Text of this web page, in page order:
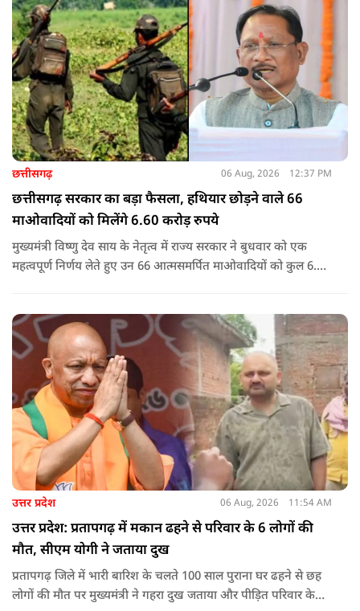
छत्तीसगढ़ 06 Aug, 2026 12:37 PM
छत्तीसगढ़ सरकार का बड़ा फैसला, हथियार छोड़ने वाले 66
माओवादियों को मिलेंगे 6.60 करोड़ रुपये
मुख्यमंत्री विष्णु देव साय के नेतृत्व में राज्य सरकार ने बुधवार को एक
महत्वपूर्ण निर्णय लेते हुए उन 66 आत्मसमर्पित माओवादियों को कुल 6.60
उत्तर प्रदेश 06 Aug, 2026 11:54 AM
उत्तर प्रदेश: प्रतापगढ़ में मकान ढहने से परिवार के 6 लोगों की
मौत, सीएम योगी ने जताया दुख
प्रतापगढ़ जिले में भारी बारिश के चलते 100 साल पुराना घर ढहने से छह
लोगों की मौत पर मुख्यमंत्री ने गहरा दुख जताया और पीड़ित परिवार के